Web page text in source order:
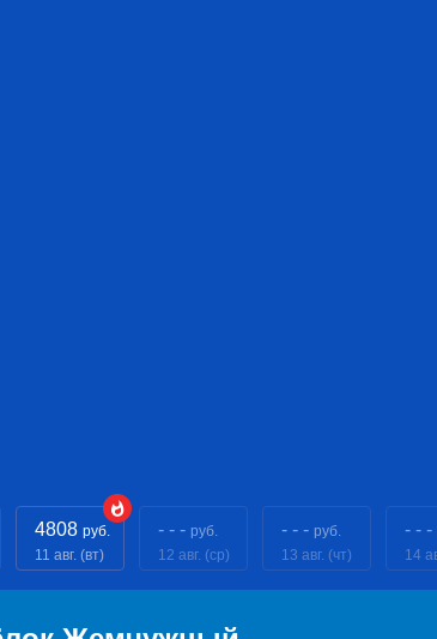
4808 руб.
11 авг. (вт)
- - - руб.
12 авг. (ср)
- - - руб.
13 авг. (чт)
- - -
14